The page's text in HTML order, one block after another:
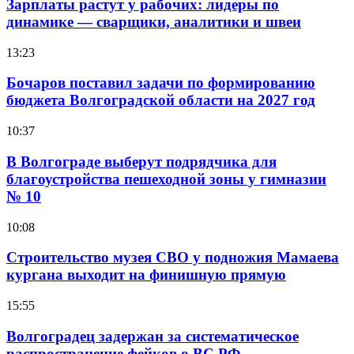
Зарплаты растут у рабочих: лидеры по
динамике — сварщики, аналитики и швеи
13:23
Бочаров поставил задачи по формированию
бюджета Волгоградской области на 2027 год
10:37
В Волгограде выберут подрядчика для
благоустройства пешеходной зоны у гимназии
№ 10
10:08
Строительство музея СВО у подножия Мамаева
кургана выходит на финишную прямую
15:55
Волгоградец задержан за систематическое